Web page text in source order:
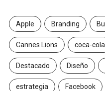
Apple Branding
Cannes Lions coca-cola
Destacado Diseño
estrategia Facebook